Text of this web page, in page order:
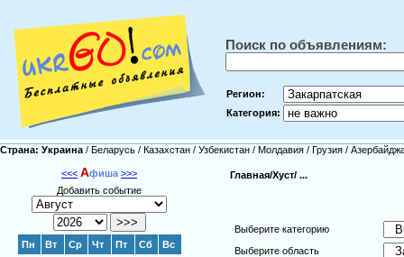
Поиск по объявлениям:
Регион:
Категория:
Страна: Украина / Беларусь / Казахстан / Узбекистан / Молдавия / Грузия /
<<< Афиша >>>
Добавить событие
Пн Вт Ср Чт Пт Сб Вс
Главная/Хуст/ ...
Выберите категорию
Выберите область